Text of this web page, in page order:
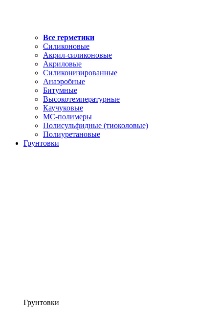
Все герметики
Силиконовые
Акрил-силиконовые
Акриловые
Силиконизированные
Анаэробные
Битумные
Высокотемпературные
Каучуковые
МС-полимеры
Полисульфидные (тиоколовые)
Полиуретановые
Грунтовки
Грунтовки